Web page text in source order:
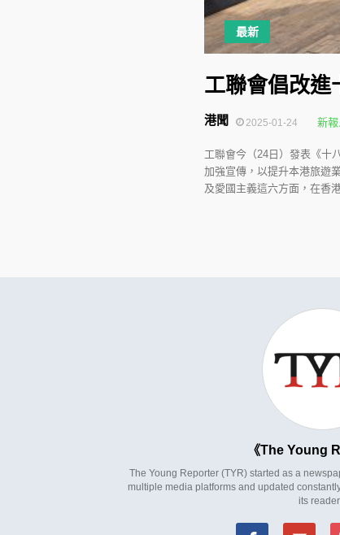
最新
工聯會倡改
2025-01-24
港聞 新報
工聯會今（24日）發表《十
加強宣傳，以提升本港旅遊
及愛國主義這六方面，在香
The Young
The Young Reporter (TYR) started as a
multiple media platforms and updated
its